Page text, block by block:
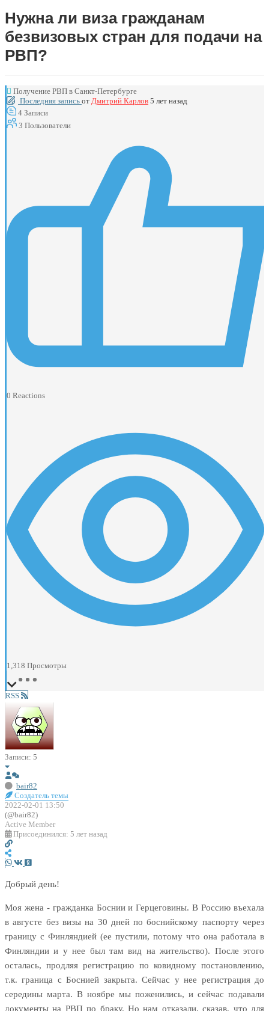
Нужна ли виза гражданам
безвизовых стран для подачи на
РВП?
Получение РВП в Санкт-Петербурге
Последняя запись от Дмитрий Карлов 5 лет назад
4 Записи
3 Пользователи
0 Reactions
1,318 Просмотры
RSS
Записи: 5
bair82
Создатель темы
2022-02-01 13:50
(@bair82)
Active Member
Присоединился: 5 лет назад
Добрый день!
Моя жена - гражданка Боснии и Герцеговины. В Россию въехала
в августе без визы на 30 дней по боснийскому паспорту через
границу с Финляндией (ее пустили, потому что она работала в
Финляндии и у нее был там вид на жительство). После этого
осталась, продляя регистрацию по ковидному постановлению,
т.к. граница с Боснией закрыта. Сейчас у нее регистрация до
середины марта. В ноябре мы поженились, и сейчас подавали
документы на РВП по браку. Но нам отказали, сказав, что для